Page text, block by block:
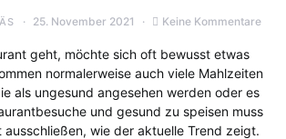
25. November 2021 Keine Kommentare
geht, möchte sich oft bewusst etwas
normalerweise auch viele Mahlzeiten
als ungesund angesehen werden oder es
und gesund zu speisen muss
ausschließen, wie der aktuelle Trend zeigt.